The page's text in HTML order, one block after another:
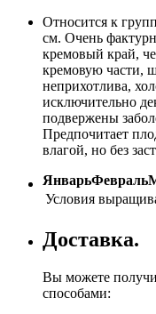
Относится к
см. Очень
кремовый край,
кремовую части,
неприхотлива,
исключительно
подвержены
Предпочитает
влагой, но без
ЯнварьФевраль
Условия
Доставка.
Вы можете
способами: